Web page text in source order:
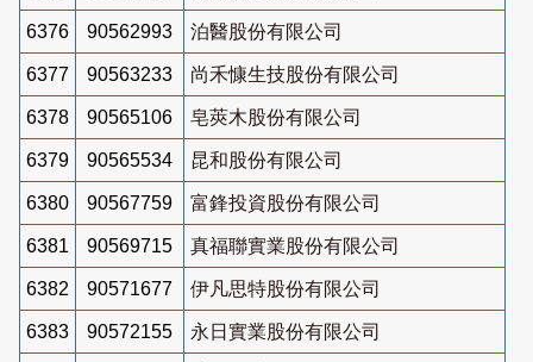
6376 90562993 泊醫股份有限公司
6377 90563233 尚禾慷生技股份有限公司
6378 90565106 皂莢木股份有限公司
6379 90565534 昆和股份有限公司
6380 90567759 富鋒投資股份有限公司
6381 90569715 真福聯實業股份有限公司
6382 90571677 伊凡思特股份有限公司
6383 90572155 永日實業股份有限公司